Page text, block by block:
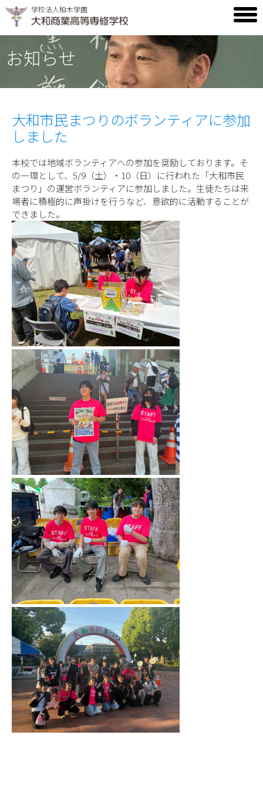
学校法人柏木学園
お知らせ
大和市民まつりのボランティアに参加
しました
本校では地域ボランティアへの参加を奨励しております。そ
の一環として、5/9（土）・10（日）に行われた「大和市民
まつり」の運営ボランティアに参加しました。生徒たちは来
場者に積極的に声掛けを行うなど、意欲的に活動することが
できました。